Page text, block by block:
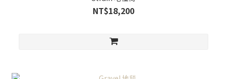
NT$18,200